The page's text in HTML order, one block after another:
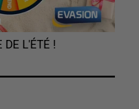
DE L'ÉTÉ !